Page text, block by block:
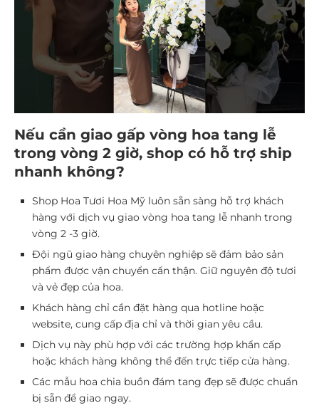
Nếu cần giao gấp vòng hoa tang lễ
trong vòng 2 giờ, shop có hỗ trợ ship
nhanh không?
Shop Hoa Tươi Hoa Mỹ luôn sẵn sàng hỗ trợ khách
hàng với dịch vụ giao vòng hoa tang lễ nhanh trong
vòng 2 -3 giờ.
Đội ngũ giao hàng chuyên nghiệp sẽ đảm bảo sản
phẩm được vận chuyển cẩn thận. Giữ nguyên độ tươi
và vẻ đẹp của hoa.
Khách hàng chỉ cần đặt hàng qua hotline hoặc
website, cung cấp địa chỉ và thời gian yêu cầu.
Dịch vụ này phù hợp với các trường hợp khẩn cấp
hoặc khách hàng không thể đến trực tiếp cửa hàng.
Các mẫu hoa chia buồn đám tang đẹp sẽ được chuẩn
bị sẵn để giao ngay.